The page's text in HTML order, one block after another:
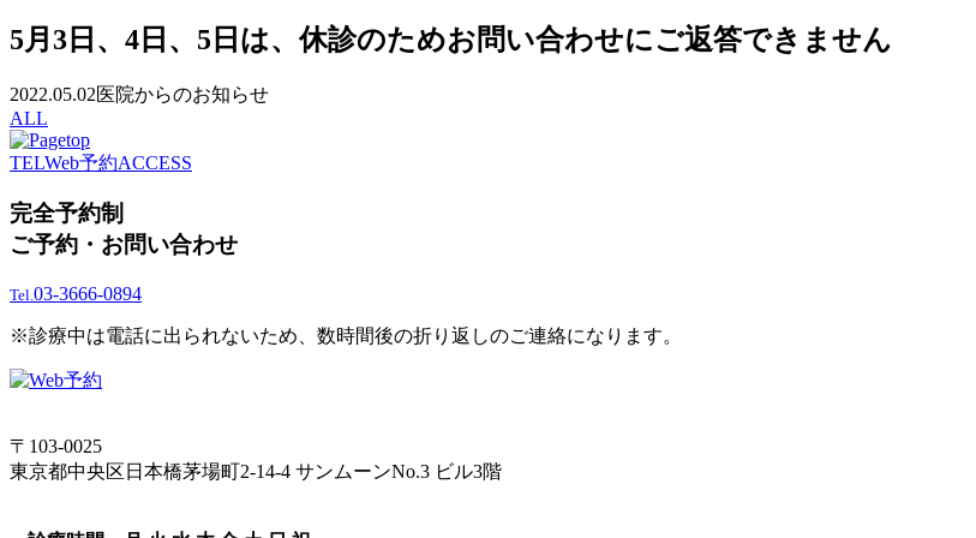
5月3日、4日、5日は、休診のためお問い合わせにご返答できません
2022.05.02医院からのお知らせ
ALL
TELWeb予約ACCESS
完全予約制
ご予約・お問い合わせ
Tel.03-3666-0894
※診療中は電話に出られないため、数時間後の折り返しのご連絡になります。
〒103-0025
東京都中央区日本橋茅場町2-14-4 サンムーンNo.3 ビル3階